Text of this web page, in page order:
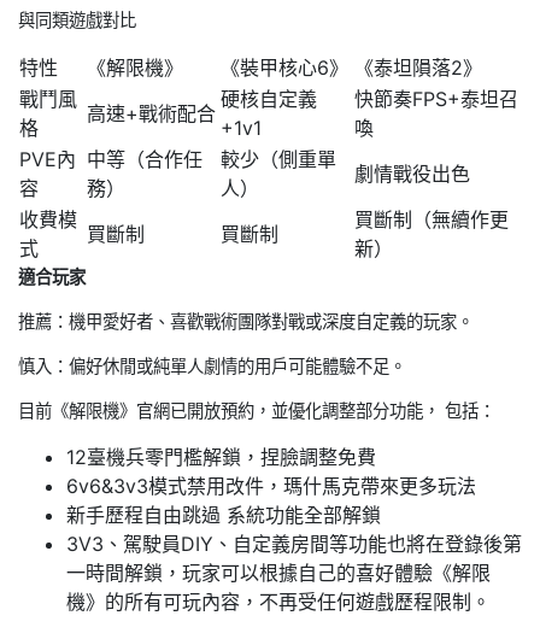
與同類遊戲對比
特性 《解限機》 《裝甲核心6》
《泰坦隕落2》
戰鬥風
格
高速+戰術配合
硬核自定義
+1v1
快節奏FPS+泰坦召
喚
PVE內
容
中等（合作任
務）
較少（側重單
人）
劇情戰役出色
收費模
式
買斷制 買斷制
買斷制（無續作更
新）
適合玩家
推薦：機甲愛好者、喜歡戰術團隊對戰或深度自定義的玩家。
慎入：偏好休閒或純單人劇情的用戶可能體驗不足。
目前《解限機》官網已開放預約，並優化調整部分功能， 包括：
12臺機兵零門檻解鎖，捏臉調整免費
6v6&3v3模式禁用改件，瑪什馬克帶來更多玩法
新手歷程自由跳過 系統功能全部解鎖
3V3、駕駛員DIY、自定義房間等功能也將在登錄後第
一時間解鎖，玩家可以根據自己的喜好體驗《解限
機》的所有可玩內容，不再受任何遊戲歷程限制。